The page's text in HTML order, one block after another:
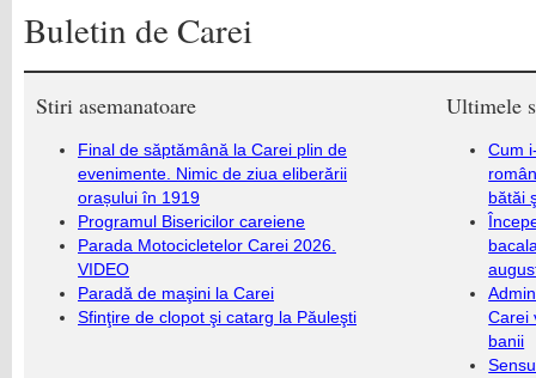
Buletin de Carei
Stiri asemanatoare
Final de săptămână la Carei plin de
evenimente. Nimic de ziua eliberării
orașului în 1919
Programul Bisericilor careiene
Parada Motocicletelor Carei 2026.
VIDEO
Paradă de maşini la Carei
Sfinţire de clopot şi catarg la Păuleşti
Ultimele
Cum
bătăi
Carei
banii